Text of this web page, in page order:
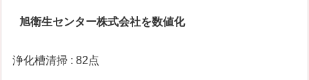
旭衛生センター株式会社を数値化
浄化槽清掃 : 82点